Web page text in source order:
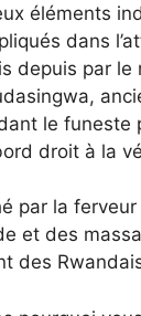
éléments
dans
depuis par le
le funeste
droit à la
par la
et des
des